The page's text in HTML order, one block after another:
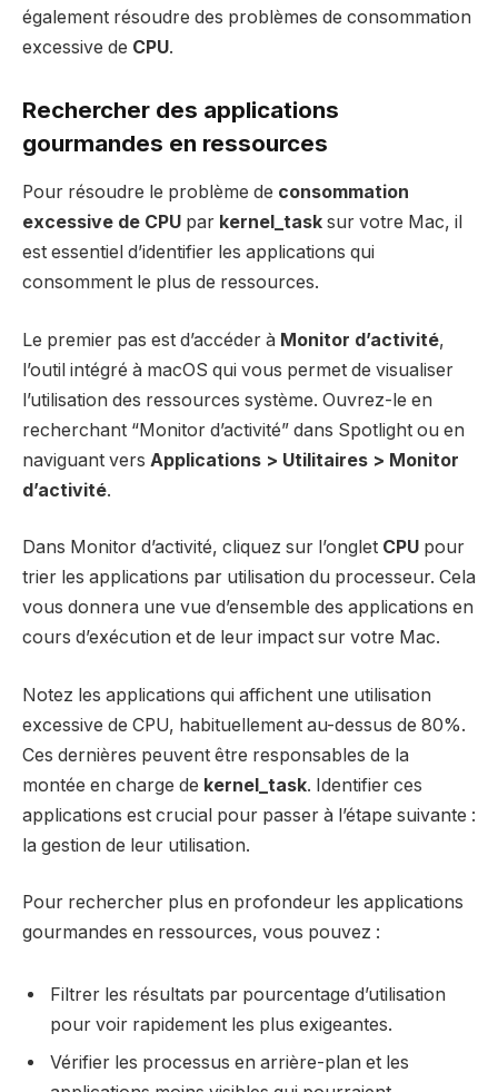
également résoudre des problèmes de consommation
excessive de CPU.
Rechercher des applications
gourmandes en ressources
Pour résoudre le problème de consommation
excessive de CPU par kernel_task sur votre Mac, il
est essentiel d’identifier les applications qui
consomment le plus de ressources.
Le premier pas est d’accéder à Monitor d’activité,
l’outil intégré à macOS qui vous permet de visualiser
l’utilisation des ressources système. Ouvrez-le en
recherchant “Monitor d’activité” dans Spotlight ou en
naviguant vers Applications > Utilitaires > Monitor
d’activité.
Dans Monitor d’activité, cliquez sur l’onglet CPU pour
trier les applications par utilisation du processeur. Cela
vous donnera une vue d’ensemble des applications en
cours d’exécution et de leur impact sur votre Mac.
Notez les applications qui affichent une utilisation
excessive de CPU, habituellement au-dessus de 80%.
Ces dernières peuvent être responsables de la
montée en charge de kernel_task. Identifier ces
applications est crucial pour passer à l’étape suivante :
la gestion de leur utilisation.
Pour rechercher plus en profondeur les applications
gourmandes en ressources, vous pouvez :
Filtrer les résultats par pourcentage d’utilisation
pour voir rapidement les plus exigeantes.
Vérifier les processus en arrière-plan et les